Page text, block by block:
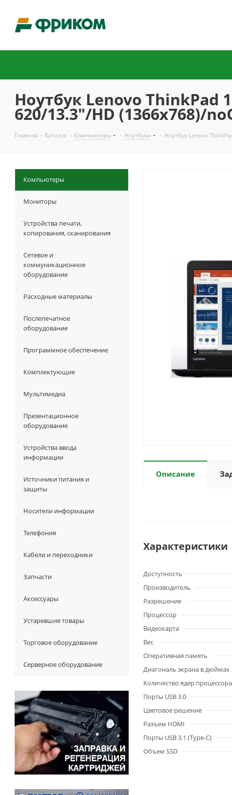
Ноутбук Lenovo ThinkPad
620/13.3"/HD (1366x768)/
Главная - Каталог - Компьютеры - Ноутбуки - Ноутбук Lenovo
Описание
Характеристики
Доступность
Производитель
Разрешение
Процессор
Видеокарта
Вес
Оперативная память
Диагональ экрана в дюймах
Количество ядер процессора
Порты USB 3.0
Цветовое решение
Разъем HDMI
Порты USB 3.1 (Type-C)
Объем SSD
Компьютеры
Мониторы
Устройства печати,
копирования, сканирования
Сетевое и
коммуникационное
оборудование
Расходные материалы
Послепечатное
оборудование
Программное обеспечение
Комплектующие
Мультимедиа
Презентационное
оборудование
Устройства ввода
информации
Источники питания и
защиты
Носители информации
Телефония
Кабели и переходники
Запчасти
Аксессуары
Устаревшие товары
Торговое оборудование
Серверное оборудование